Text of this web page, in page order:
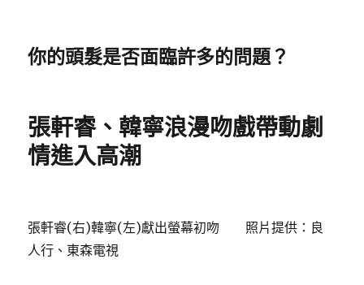
你的頭髮是否面臨許多的問題？
張軒睿、韓寧浪漫吻戲帶動劇
情進入高潮
張軒睿(右)韓寧(左)獻出螢幕初吻 照片提供：良
人行、東森電視